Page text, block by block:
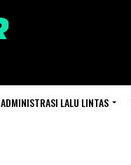
ADMINISTRASI LALU LINTAS